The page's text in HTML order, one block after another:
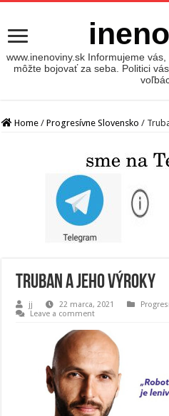
www.inenoviny.sk Informujeme
môžte bojovať za seba. Politici
Home / Progresívne Slovensko /
Truban a jeho výroky
jj 22 marca, 2021
Leave a comment